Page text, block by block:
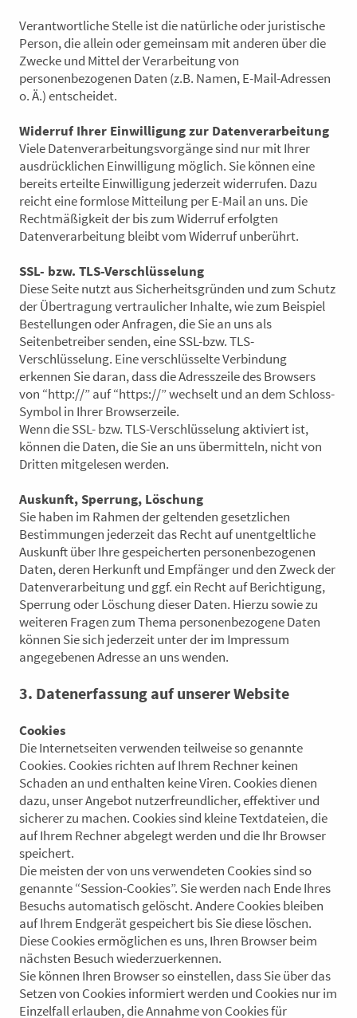
Verantwortliche Stelle ist die natürliche oder juristische
Person, die allein oder gemeinsam mit anderen über die
Zwecke und Mittel der Verarbeitung von
personenbezogenen Daten (z.B. Namen, E-Mail-Adressen
o. Ä.) entscheidet.
Widerruf Ihrer Einwilligung zur Datenverarbeitung
Viele Datenverarbeitungsvorgänge sind nur mit Ihrer
ausdrücklichen Einwilligung möglich. Sie können eine
bereits erteilte Einwilligung jederzeit widerrufen. Dazu
reicht eine formlose Mitteilung per E-Mail an uns. Die
Rechtmäßigkeit der bis zum Widerruf erfolgten
Datenverarbeitung bleibt vom Widerruf unberührt.
SSL- bzw. TLS-Verschlüsselung
Diese Seite nutzt aus Sicherheitsgründen und zum Schutz
der Übertragung vertraulicher Inhalte, wie zum Beispiel
Bestellungen oder Anfragen, die Sie an uns als
Seitenbetreiber senden, eine SSL-bzw. TLS-
Verschlüsselung. Eine verschlüsselte Verbindung
erkennen Sie daran, dass die Adresszeile des Browsers
von “http://” auf “https://” wechselt und an dem Schloss-
Symbol in Ihrer Browserzeile.
Wenn die SSL- bzw. TLS-Verschlüsselung aktiviert ist,
können die Daten, die Sie an uns übermitteln, nicht von
Dritten mitgelesen werden.
Auskunft, Sperrung, Löschung
Sie haben im Rahmen der geltenden gesetzlichen
Bestimmungen jederzeit das Recht auf unentgeltliche
Auskunft über Ihre gespeicherten personenbezogenen
Daten, deren Herkunft und Empfänger und den Zweck der
Datenverarbeitung und ggf. ein Recht auf Berichtigung,
Sperrung oder Löschung dieser Daten. Hierzu sowie zu
weiteren Fragen zum Thema personenbezogene Daten
können Sie sich jederzeit unter der im Impressum
angegebenen Adresse an uns wenden.
3. Datenerfassung auf unserer Website
Cookies
Die Internetseiten verwenden teilweise so genannte
Cookies. Cookies richten auf Ihrem Rechner keinen
Schaden an und enthalten keine Viren. Cookies dienen
dazu, unser Angebot nutzerfreundlicher, effektiver und
sicherer zu machen. Cookies sind kleine Textdateien, die
auf Ihrem Rechner abgelegt werden und die Ihr Browser
speichert.
Die meisten der von uns verwendeten Cookies sind so
genannte “Session-Cookies”. Sie werden nach Ende Ihres
Besuchs automatisch gelöscht. Andere Cookies bleiben
auf Ihrem Endgerät gespeichert bis Sie diese löschen.
Diese Cookies ermöglichen es uns, Ihren Browser beim
nächsten Besuch wiederzuerkennen.
Sie können Ihren Browser so einstellen, dass Sie über das
Setzen von Cookies informiert werden und Cookies nur im
Einzelfall erlauben, die Annahme von Cookies für